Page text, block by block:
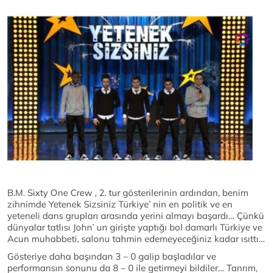
B.M. Sixty One Crew , 2. tur gösterilerinin ardından, benim
zihnimde Yetenek Sizsiniz Türkiye’ nin en politik ve en
yeteneli dans grupları arasında yerini almayı başardı… Çünkü
dünyalar tatlısı John’ un girişte yaptığı bol damarlı Türkiye ve
Acun muhabbeti, salonu tahmin edemeyeceğiniz kadar ısıttı…
Gösteriye daha başından 3 – 0 galip başladılar ve
performansın sonunu da 8 – 0 ile getirmeyi bildiler… Tanrım,